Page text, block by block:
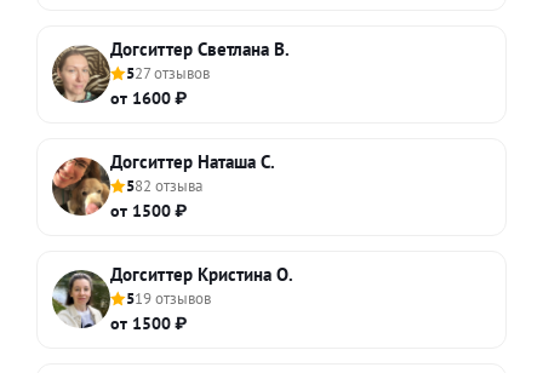
Догситтер Светлана В.
527 отзывов
от 1600 ₽
Догситтер Наташа С.
582 отзыва
от 1500 ₽
Догситтер Кристина О.
519 отзывов
от 1500 ₽